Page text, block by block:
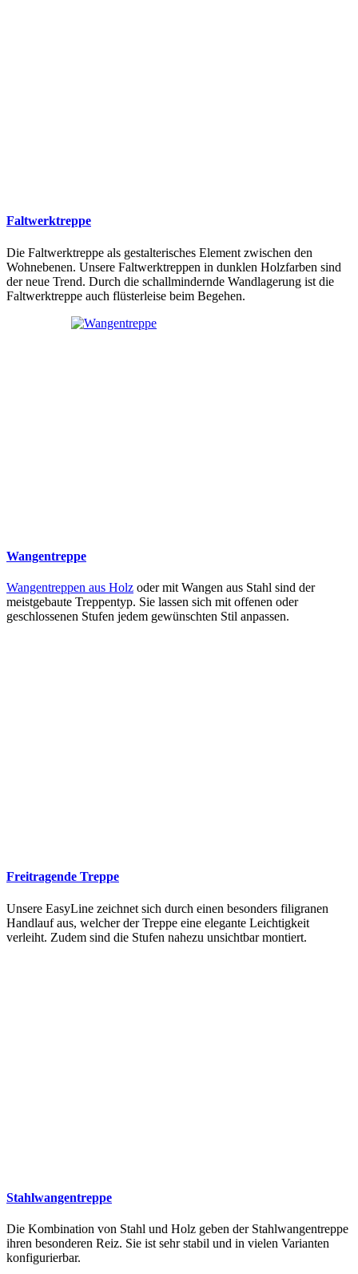
Faltwerktreppe
Die Faltwerktreppe als gestalterisches Element zwischen den
Wohnebenen. Unsere Faltwerktreppen in dunklen Holzfarben sind
der neue Trend. Durch die schallmindernde Wandlagerung ist die
Faltwerktreppe auch flüsterleise beim Begehen.
Wangentreppe
Wangentreppen aus Holz oder mit Wangen aus Stahl sind der
meistgebaute Treppentyp. Sie lassen sich mit offenen oder
geschlossenen Stufen jedem gewünschten Stil anpassen.
Freitragende Treppe
Unsere EasyLine zeichnet sich durch einen besonders filigranen
Handlauf aus, welcher der Treppe eine elegante Leichtigkeit
verleiht. Zudem sind die Stufen nahezu unsichtbar montiert.
Stahlwangentreppe
Die Kombination von Stahl und Holz geben der Stahlwangentreppe
ihren besonderen Reiz. Sie ist sehr stabil und in vielen Varianten
konfigurierbar.